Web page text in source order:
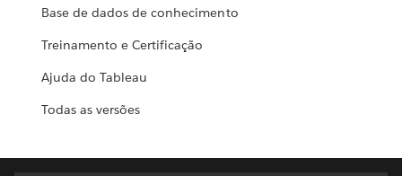
Base de dados de conhecimento
Treinamento e Certificação
Ajuda do Tableau
Todas as versões